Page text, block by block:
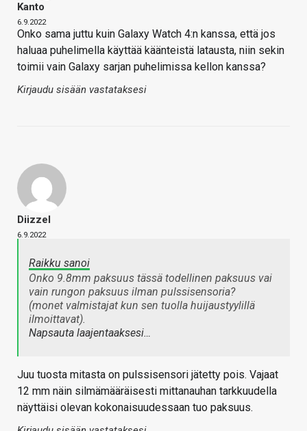
Kanto
6.9.2022
Onko sama juttu kuin Galaxy Watch 4:n kanssa, että jos
haluaa puhelimella käyttää käänteistä latausta, niin sekin
toimii vain Galaxy sarjan puhelimissa kellon kanssa?
Kirjaudu sisään vastataksesi
Diizzel
6.9.2022
Raikku sanoi
Onko 9.8mm paksuus tässä todellinen paksuus vai
vain rungon paksuus ilman pulssisensoria?
(monet valmistajat kun sen tuolla huijaustyylillä
ilmoittavat).
Napsauta laajentaaksesi…
Juu tuosta mitasta on pulssisensori jätetty pois. Vajaat
12 mm näin silmämääräisesti mittanauhan tarkkuudella
näyttäisi olevan kokonaisuudessaan tuo paksuus.